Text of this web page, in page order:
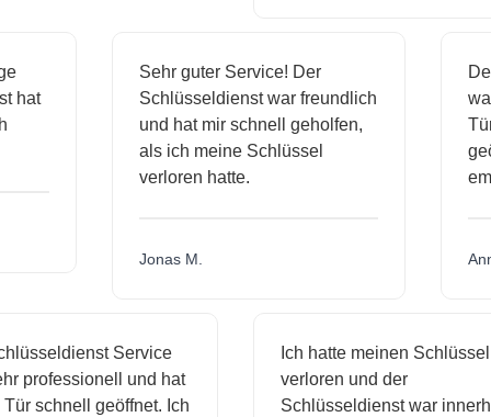
hat
Sehr guter Service! Der
Schlüsseldienst war freundlich
und hat mir schnell geholfen,
als ich meine Schlüssel
verloren hatte.
Jonas M.
Service
und hat
schnell geöffnet. Ich
Ich hatte meinen Schlüssel
verloren und der
Schlüsseldienst war innerhalb